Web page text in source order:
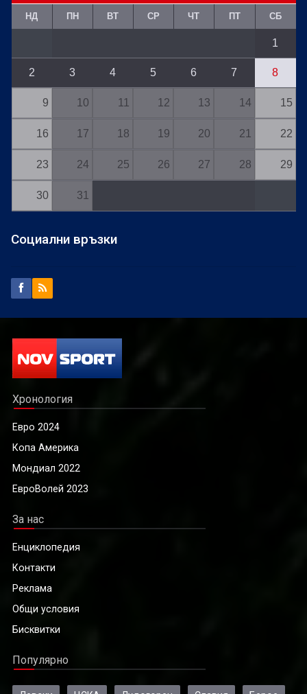
НД ПН ВТ СР ЧТ ПТ СБ
1
2 3 4 5 6 7 8
9 10 11 12 13 14 15
16 17 18 19 20 21 22
23 24 25 26 27 28 29
30 31
Социални връзки
Хронология
Евро 2024
Копа Америка
Мондиал 2022
ЕвроВолей 2023
За нас
Енциклопедия
Контакти
Реклама
Общи условия
Бисквитки
Популярно